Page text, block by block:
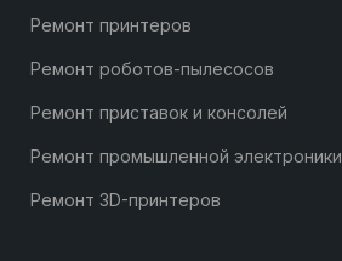
Ремонт принтеров
Ремонт роботов-пылесосов
Ремонт приставок и консолей
Ремонт промышленной электроники
Ремонт 3D-принтеров